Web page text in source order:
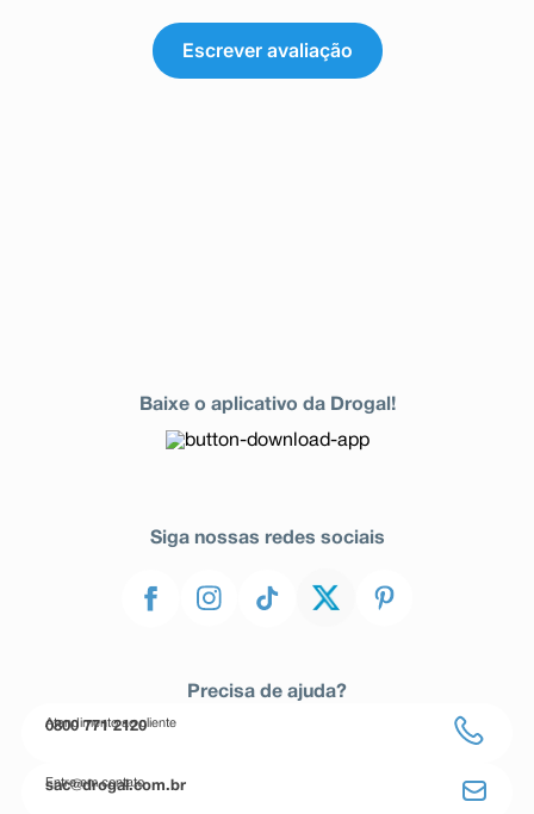
Escrever avaliação
Baixe o aplicativo da Drogal!
Siga nossas redes sociais
Precisa de ajuda?
Atendimento ao cliente
0800 771 2120
Entre em contato
sac@drogal.com.br